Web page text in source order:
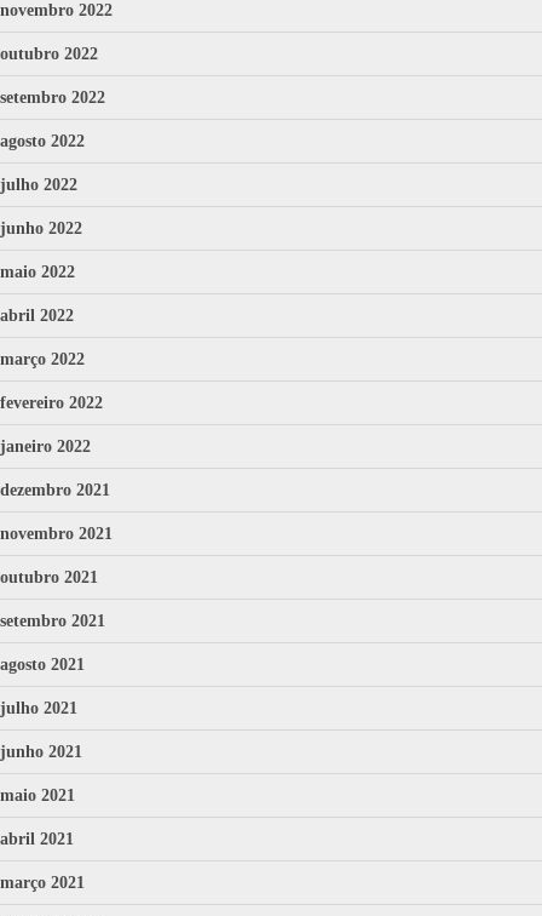
novembro 2022
outubro 2022
setembro 2022
agosto 2022
julho 2022
junho 2022
maio 2022
abril 2022
março 2022
fevereiro 2022
janeiro 2022
dezembro 2021
novembro 2021
outubro 2021
setembro 2021
agosto 2021
julho 2021
junho 2021
maio 2021
abril 2021
março 2021